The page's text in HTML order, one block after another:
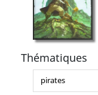
Thématiques
pirates